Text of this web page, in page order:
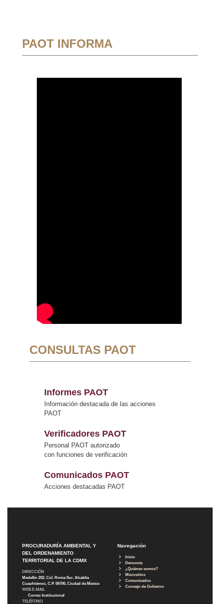
PAOT INFORMA
CONSULTAS PAOT
Informes PAOT
Información destacada de las acciones
PAOT
Verificadores PAOT
Personal PAOT autorizado
con funciones de verificación
Comunicados PAOT
Acciones destacadas PAOT
PROCURADURÍA AMBIENTAL Y
DEL ORDENAMIENTO
TERRITORIAL DE LA CDMX
DIRECCIÓN
Medellín 202, Col. Roma Sur, Alcaldía
Cuauhtémoc, C.P. 06700, Ciudad de México
WEB E-MAIL
Correo Institucional
TELÉFONO
Navegación
Inicio
Denuncia
¿Quiénes somos?
Micrositios
Comunicados
Consejo de Gobierno